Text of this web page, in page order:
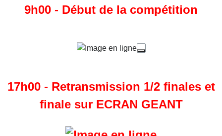
9h00 - Début de la compétition
17h00 - Retransmission 1/2 finales et
finale sur ECRAN GEANT